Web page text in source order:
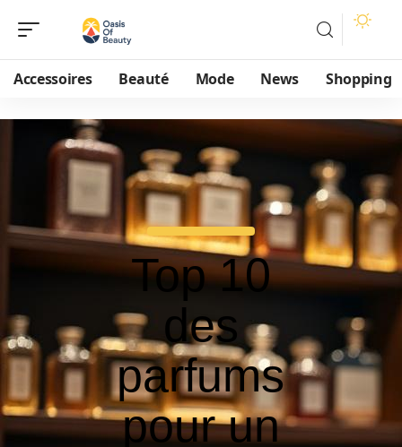
Accessoires Beauté Mode News Shopping
Top 10
des
parfums
pour un